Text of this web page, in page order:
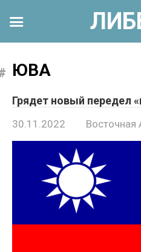
к ЮВА
Грядет новый передел
30.11.2022 Восточная